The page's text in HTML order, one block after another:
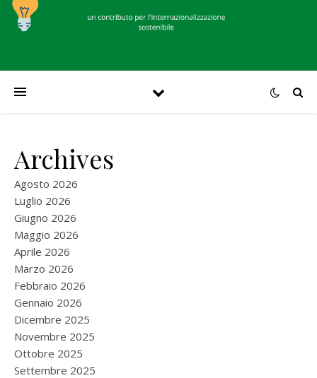
Archives
Agosto 2026
Luglio 2026
Giugno 2026
Maggio 2026
Aprile 2026
Marzo 2026
Febbraio 2026
Gennaio 2026
Dicembre 2025
Novembre 2025
Ottobre 2025
Settembre 2025